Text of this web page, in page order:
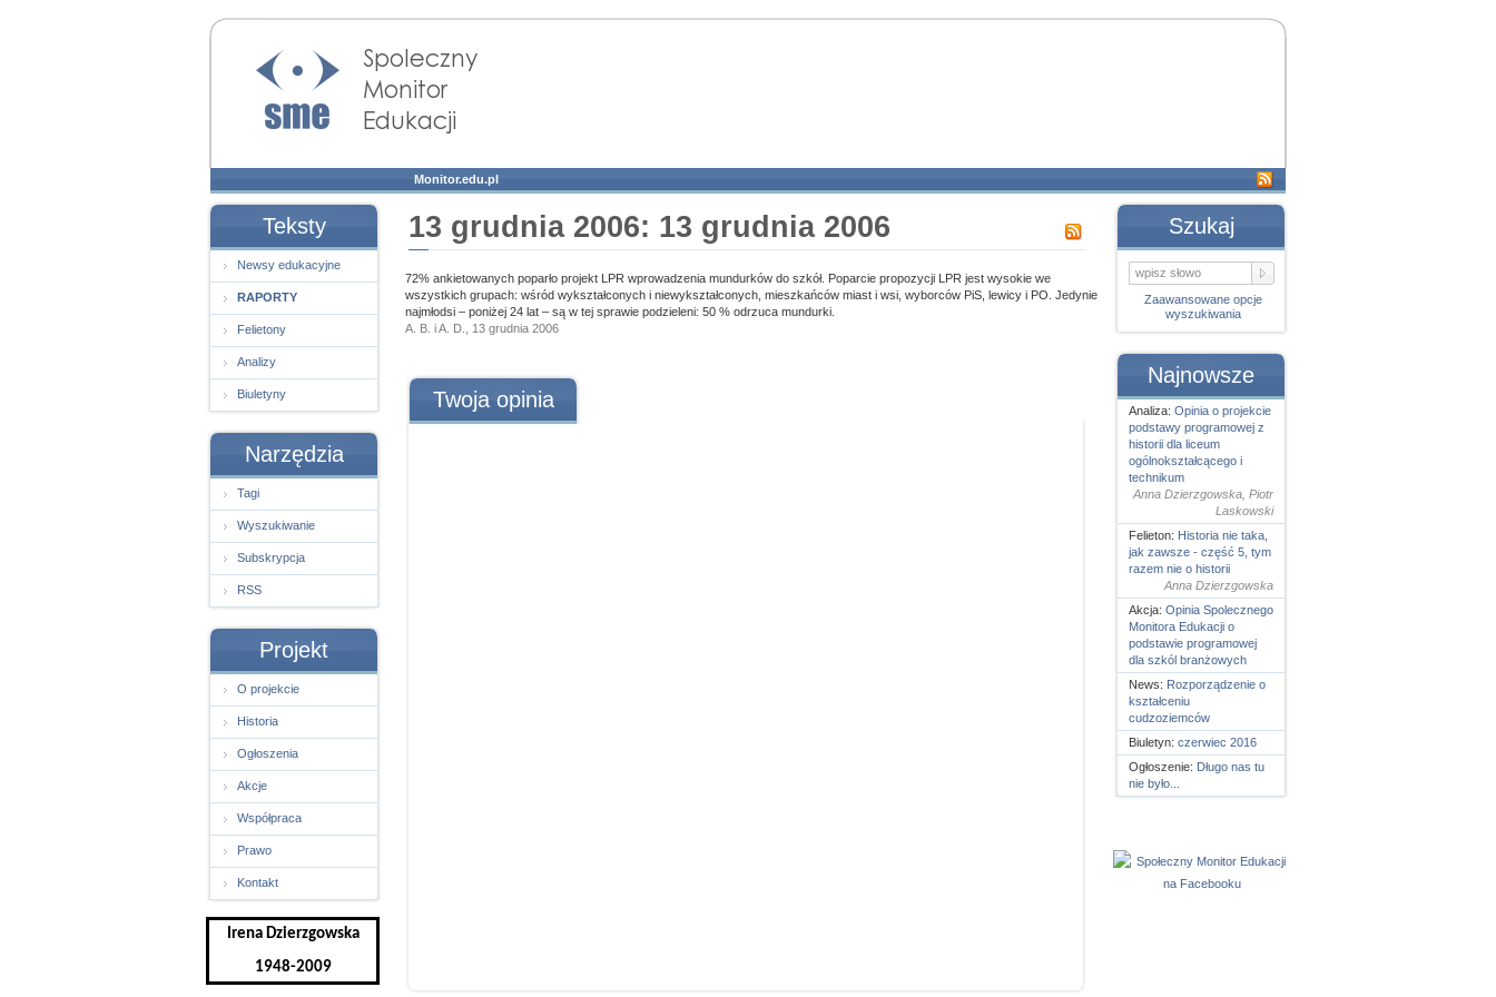
Społeczny Monitor
Edukacji
Monitor.edu.pl
Teksty
Newsy edukacyjne
RAPORTY
Felietony
Analizy
Biuletyny
Narzędzia
Tagi
Wyszukiwanie
Subskrypcja
RSS
Projekt
O projekcie
Historia
Ogłoszenia
Akcje
Współpraca
Prawo
Kontakt
Irena Dzierzgowska
1948-2009
13 grudnia 2006: 13 grudnia 2006
72% ankietowanych poparło projekt LPR wprowadzenia mundurków do szkół. Poparcie propozycji LPR jest wysokie we
wszystkich grupach: wśród wykształconych i niewykształconych, mieszkańców miast i wsi, wyborców PiS, lewicy i PO. Jedynie
najmłodsi – poniżej 24 lat – są w tej sprawie podzieleni: 50 % odrzuca mundurki.
A. B. i A. D., 13 grudnia 2006
Twoja opinia
Szukaj
Zaawansowane opcje
wyszukiwania
Najnowsze
Analiza: Opinia o projekcie
podstawy programowej z
historii dla liceum
ogólnokształcącego i
technikum
Anna Dzierzgowska, Piotr
Laskowski
Felieton: Historia nie taka,
jak zawsze - część 5, tym
razem nie o historii
Anna Dzierzgowska
Akcja: Opinia Spolecznego
Monitora Edukacji o
podstawie programowej
dla szkól branżowych
News: Rozporządzenie o
kształceniu
cudzoziemców
Biuletyn: czerwiec 2016
Ogłoszenie: Długo nas tu
nie było...